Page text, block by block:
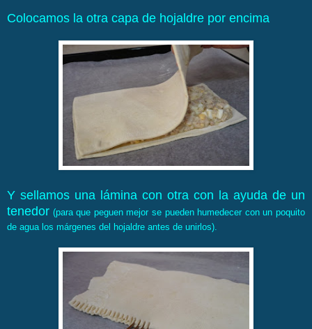
Colocamos la otra capa de hojaldre por encima
Y sellamos una lámina con otra con la ayuda de un
tenedor (para que peguen mejor se pueden humedecer con un poquito
de agua los márgenes del hojaldre antes de unirlos).